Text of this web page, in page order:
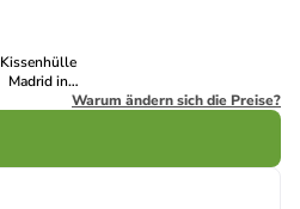
Kissenhülle
Madrid in
Warum ändern sich die Preise?